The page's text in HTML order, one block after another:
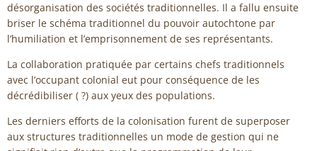
désorganisation des sociétés traditionnelles. Il a fallu ensuite
briser le schéma traditionnel du pouvoir autochtone par
l’humiliation et l’emprisonnement de ses représentants.
La collaboration pratiquée par certains chefs traditionnels
avec l’occupant colonial eut pour conséquence de les
décrédibiliser ( ?) aux yeux des populations.
Les derniers efforts de la colonisation furent de superposer
aux structures traditionnelles un mode de gestion qui ne